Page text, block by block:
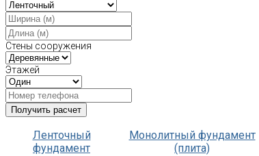
Стены сооружения
Этажей
Ленточный
фундамент
Монолитный фундамент
(плита)